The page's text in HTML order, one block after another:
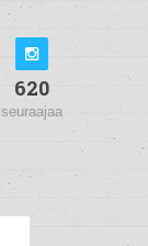
620
seuraajaa